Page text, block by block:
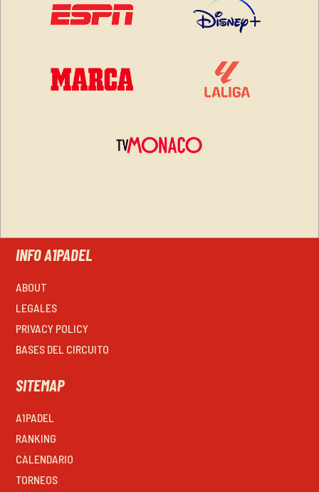
INFO A1PADEL
ABOUT
LEGALES
PRIVACY POLICY
BASES DEL CIRCUITO
SITEMAP
A1PADEL
RANKING
CALENDARIO
TORNEOS